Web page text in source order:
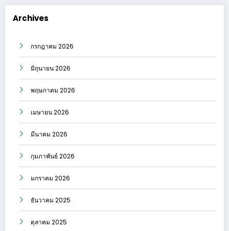
Archives
กรกฎาคม 2026
มิถุนายน 2026
พฤษภาคม 2026
เมษายน 2026
มีนาคม 2026
กุมภาพันธ์ 2026
มกราคม 2026
ธันวาคม 2025
ตุลาคม 2025